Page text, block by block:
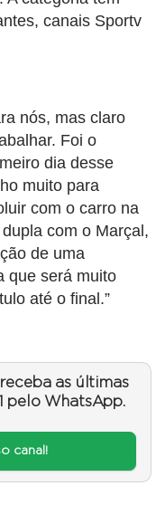
canais Sportv
nós, mas claro
Foi o
dia desse
muito para
com o carro na
com o Marçal,
de uma
que será muito
até o final.”
as últimas
pelo WhatsApp.
canal!